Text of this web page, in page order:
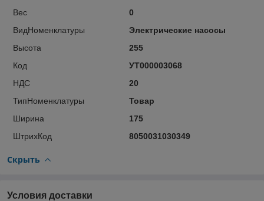
Вес
0
ВидНоменклатуры
Электрические насосы
Высота
255
Код
УТ000003068
НДС
20
ТипНоменклатуры
Товар
Ширина
175
ШтрихКод
8050031030349
Скрыть
Условия доставки